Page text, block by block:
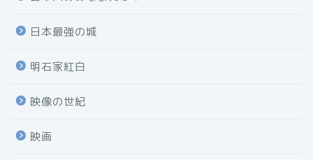
日本最強の城
明石家紅白
映像の世紀
映画